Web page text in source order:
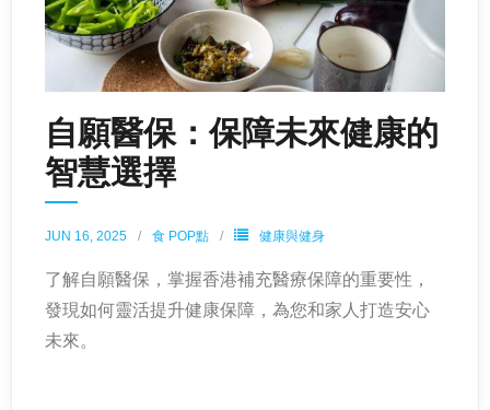
自願醫保：保障未來健康的
智慧選擇
JUN 16, 2025 食 POP點 健康與健身
了解自願醫保，掌握香港補充醫療保障的重要性，
發現如何靈活提升健康保障，為您和家人打造安心
未來。